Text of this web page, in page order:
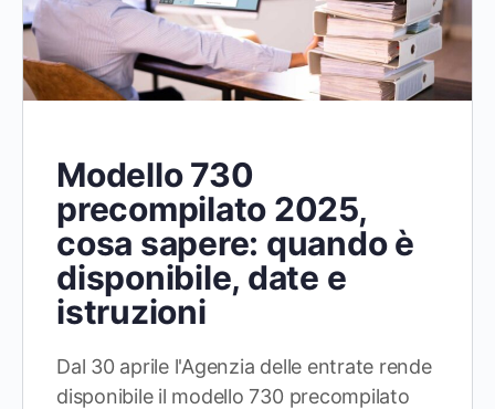
Modello 730
precompilato 2025,
cosa sapere: quando è
disponibile, date e
istruzioni
Dal 30 aprile l'Agenzia delle entrate rende
disponibile il modello 730 precompilato